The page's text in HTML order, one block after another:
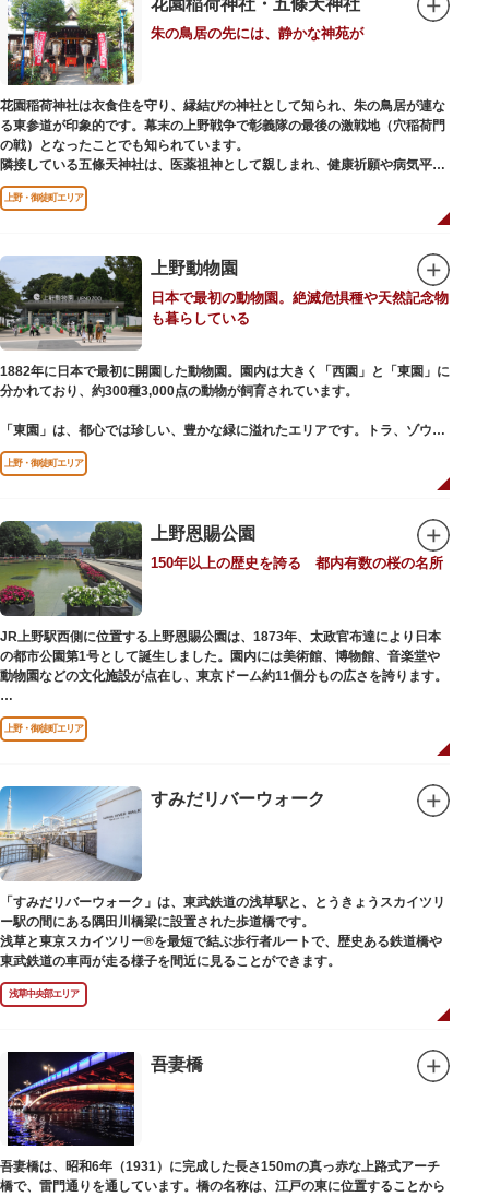
ご本尊である辯才天は、音楽と芸能の守り神として広く信仰され、
「辯”財”天」とも書くことから、金運上昇といったご利益もあると言われて
います。辯才天は琵琶を持った姿で知られていますが、不忍池辯天堂の辯才
天は、8本の腕に煩悩を破壊する武器をお持ちになっている「八臂辯才天
（はっぴべんざいてん）」。9月に行われる「巳成金（みなるかね）大祭」
で目にすることができます。
不忍池辯天堂には、豊臣秀吉公が大切にしていたという伝説のある、谷中七
福神とは別の「大黒天」も祀られています。
朱の鳥居の先には、静かな神苑が
花園稲荷神社は衣食住を守り、縁結びの神社として知られ、朱の鳥居が連な
る東参道が印象的です。幕末の上野戦争で彰義隊の最後の激戦地（穴稲荷門
の戦）となったことでも知られています。
隣接している五條天神社は、医薬祖神として親しまれ、健康祈願や病気平癒
祈願の参拝者が多く、相殿には菅原道真公も祀られています。
境内がつながっており、まるでひとつの神社かのように並んで鎮座していま
すが、それぞれ別々の由緒の独立した神社です。どちらの御朱印も五條天神
参拝は6:00～17:00（御朱印の授与は9:00～17:00）
上野・御徒町エリア
上野動物園
日本で最初の動物園。絶滅危惧種や天然記念物
も暮らしている
1882年に日本で最初に開園した動物園。園内は大きく「西園」と「東園」に
分かれており、約300種3,000点の動物が飼育されています。
「東園」は、都心では珍しい、豊かな緑に溢れたエリアです。トラ、ゾウな
どが住む森エリアや、ホッキョクグマやアザラシが住む海エリアでは、水浴
びなど迫力あるシーンが目撃できることもあります。国指定重要文化財の
一方「西園」は、蓮の名所としても知られる風光明媚な「不忍池」のほとり
に位置する区域。キリンやサイなどの人気動物をはじめ、アイアイや“動か
ない鳥”として話題のハシビロコウなどユニークな種も見られます。
子ども動物園「すてっぷ」では、小動物を間近で観察することを通じて、命
の大切さや生きものの魅力が学べる体験プログラムが実施されています。
歩き疲れたり、お腹が空いてきたら、園内にいくつかあるフードショップで
休憩しましょう。それぞれのお店で、動物たちをモチーフにした可愛いフー
も必見です。
上野・御徒町エリア
上野恩賜公園
150年以上の歴史を誇る 都内有数の桜の名所
JR上野駅西側に位置する上野恩賜公園は、1873年、太政官布達により日本
の都市公園第1号として誕生しました。園内には美術館、博物館、音楽堂や
動物園などの文化施設が点在し、東京ドーム約11個分もの広さを誇ります。
ソメイヨシノやヤマザクラなど約1,200本の桜が植えられた園内は、桜の名
所としても有名。シーズンにはライトアップされた夜桜が一層風情を添え、
例年延べ330万人近い人出となります。不忍池（しのばずのいけ）は江戸時
ので、バードウォッチングを楽しむ人の姿も見られるスポットです。
美術館や博物館で国内外の芸術作品や文化・自然科学に触れたり、歴史の薫
りを感じながら史跡巡りを楽しんではいかがでしょうか。1日では見てまわ
りきれないほどの魅力にあふれた公園です。
上野・御徒町エリア
すみだリバーウォーク
「すみだリバーウォーク」は、東武鉄道の浅草駅と、とうきょうスカイツリ
ー駅の間にある隅田川橋梁に設置された歩道橋です。
浅草と東京スカイツリー®を最短で結ぶ歩行者ルートで、歴史ある鉄道橋や
東武鉄道の車両が走る様子を間近に見ることができます。
浅草中央部エリア
吾妻橋
吾妻橋は、昭和6年（1931）に完成した長さ150mの真っ赤な上路式アーチ
橋で、雷門通りを通しています。橋の名称は、江戸の東に位置することから